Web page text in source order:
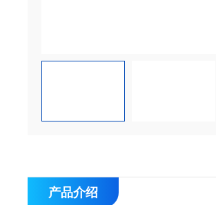
产品介绍